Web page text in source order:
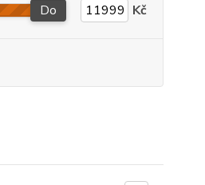
Do Kč